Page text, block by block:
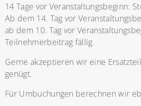
14 Tage vor Veranstaltungsbeginn:
Ab dem 14. Tag vor
ab dem 10. Tag vor
Teilnehmerbeitrag fällig.
Gerne akzeptieren wir eine
genügt.
Für Umbuchungen berechnen wir